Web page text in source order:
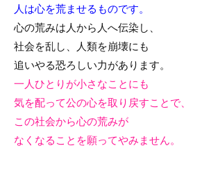
人は心を荒ませるものです。
心の荒みは人から人へ伝染し、
社会を乱し、人類を崩壊にも
追いやる恐ろしい力があります。
一人ひとりが小さなことにも
気を配って公の心を取り戻すことで、
この社会から心の荒みが
なくなることを願ってやみません。